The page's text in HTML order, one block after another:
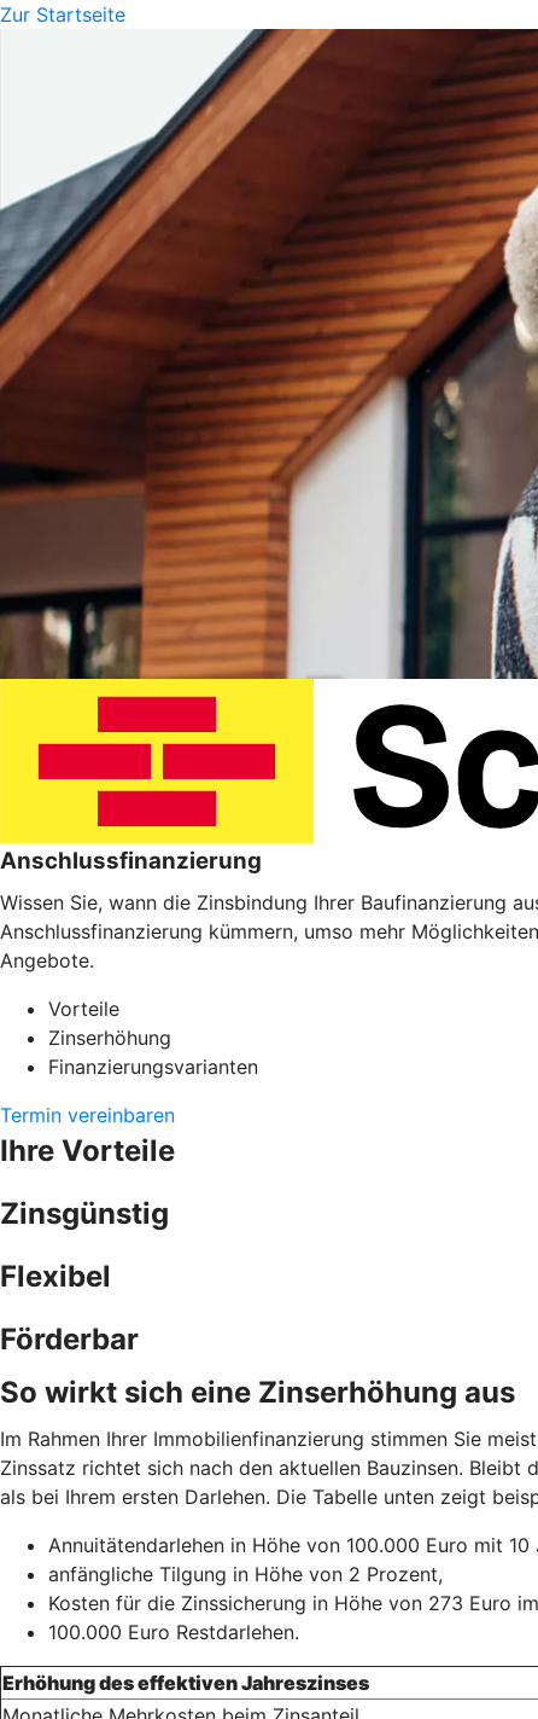
Zur Startseite
Anschlussfinanzierung
Wissen Sie, wann die Zinsbindung Ihrer Baufinanzierung
Anschlussfinanzierung kümmern, umso mehr
Angebote.
Vorteile
Zinserhöhung
Finanzierungsvarianten
Termin vereinbaren
Ihre Vorteile
Zinsgünstig
Flexibel
Förderbar
So wirkt sich eine Zinserhöhung aus
Im Rahmen Ihrer Immobilienfinanzierung stimmen Sie
Zinssatz richtet sich nach den aktuellen Bauzinsen. Bleibt
als bei Ihrem ersten Darlehen. Die Tabelle unten zeigt
Annuitätendarlehen in Höhe von 100.000 Euro mit 10
anfängliche Tilgung in Höhe von 2 Prozent,
Kosten für die Zinssicherung in Höhe von 273 Euro
100.000 Euro Restdarlehen.
Erhöhung des effektiven Jahreszinses